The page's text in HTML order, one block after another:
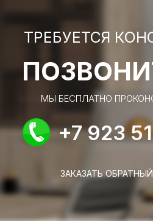
ТРЕБУЕТСЯ
МЫ БЕСПЛАТНО
+7 923
ЗАКАЗАТЬ